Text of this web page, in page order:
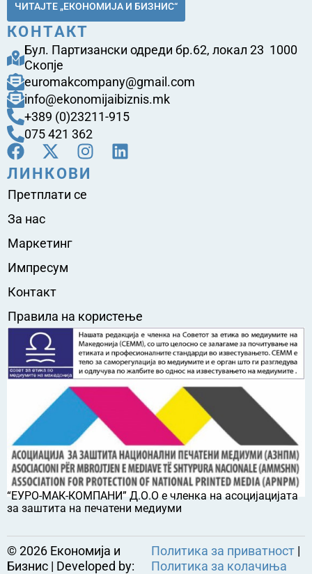
ЧИТАЈТЕ „ЕКОНОМИЈА И БИЗНИС“
КОНТАКТ
Бул. Партизански одреди бр.62, локал 23 1000
Скопје
euromakcompany@gmail.com
info@ekonomijaibiznis.mk
+389 (0)23211-915
075 421 362
ЛИНКОВИ
Претплати се
За нас
Маркетинг
Импресум
Контакт
Правила на користење
“ЕУРО-МАК-КОМПАНИ” Д.О.О е членка на асоцијацијата
за заштита на печатени медиуми
©2026 Економија и
Бизнис | Developed by:
Политика за приватност |
Политика за колачиња